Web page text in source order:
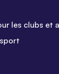
les clubs et